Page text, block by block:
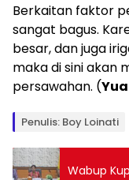
Berkaitan faktor
sangat bagus.
besar, dan juga
maka di sini akan
persawahan. (
Penulis: Boy Loinati
Wabup